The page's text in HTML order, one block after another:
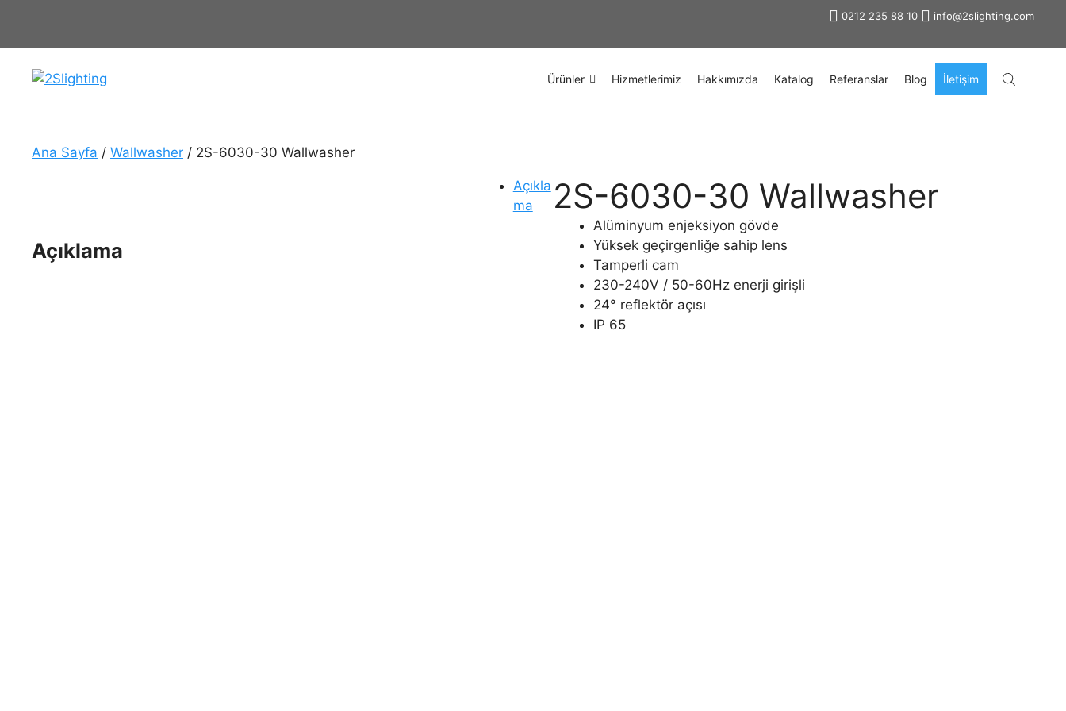
info@2slighting.com
0212 235 88 10
Ürünler Hizmetlerimiz Hakkımızda Katalog Referanslar Blog İletişim
Ana Sayfa / Wallwasher / 2S-6030-30 Wallwasher
2S-6030-30 Wallwasher
Alüminyum enjeksiyon gövde
Yüksek geçirgenliğe sahip lens
Tamperli cam
230-240V / 50-60Hz enerji girişli
24° reflektör açısı
IP 65
Açıkla
ma
Açıklama